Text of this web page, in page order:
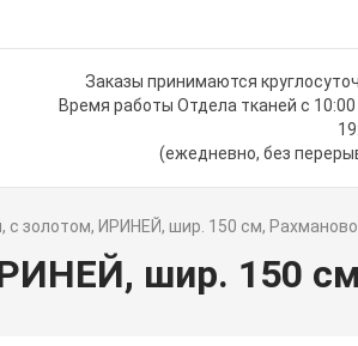
Заказы принимаются
Время работы Отдела тканей с 10:00
(ежедневно, без
с золотом, ИРИНЕЙ, шир. 150 см, Рахманово
шир. 150